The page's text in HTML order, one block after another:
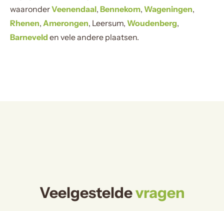
waaronderVeenendaal, Bennekom, Wageningen,
Rhenen, Amerongen, Leersum, Woudenberg,
Barneveld en vele andere plaatsen.
Veelgesteldevragen